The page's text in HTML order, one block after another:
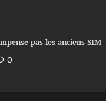
pas les anciens SIM
0